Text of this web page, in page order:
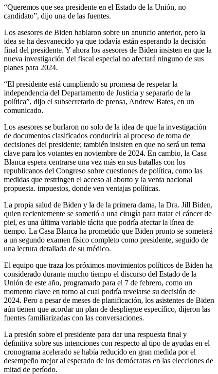
“Queremos que sea presidente en el Estado de la Unión, no
candidato”, dijo una de las fuentes.
Los asesores de Biden hablaron sobre un anuncio anterior, pero la
idea se ha desvanecido ya que todavía están esperando la decisión
final del presidente. Y ahora los asesores de Biden insisten en que la
nueva investigación del fiscal especial no afectará ninguno de sus
planes para 2024.
“El presidente está cumpliendo su promesa de respetar la
independencia del Departamento de Justicia y separarlo de la
política”, dijo el subsecretario de prensa, Andrew Bates, en un
comunicado.
Los asesores se burlaron no solo de la idea de que la investigación
de documentos clasificados conduciría al proceso de toma de
decisiones del presidente; también insisten en que no será un tema
clave para los votantes en noviembre de 2024. En cambio, la Casa
Blanca espera centrarse una vez más en sus batallas con los
republicanos del Congreso sobre cuestiones de política, como las
medidas que restringen el acceso al aborto y la venta nacional
propuesta. impuestos, donde ven ventajas políticas.
La propia salud de Biden y la de la primera dama, la Dra. Jill Biden,
quien recientemente se sometió a una cirugía para tratar el cáncer de
piel, es una última variable tácita que podría afectar la línea de
tiempo. La Casa Blanca ha prometido que Biden pronto se someterá
a un segundo examen físico completo como presidente, seguido de
una lectura detallada de su médico.
El equipo que traza los próximos movimientos políticos de Biden ha
considerado durante mucho tiempo el discurso del Estado de la
Unión de este año, programado para el 7 de febrero, como un
momento clave en torno al cual podría revelarse su decisión de
2024. Pero a pesar de meses de planificación, los asistentes de Biden
aún tienen que acordar un plan de despliegue específico, dijeron las
fuentes familiarizadas con las conversaciones.
La presión sobre el presidente para dar una respuesta final y
definitiva sobre sus intenciones con respecto al tipo de ayudas en el
cronograma acelerado se había reducido en gran medida por el
desempeño mejor al esperado de los demócratas en las elecciones de
mitad de período.